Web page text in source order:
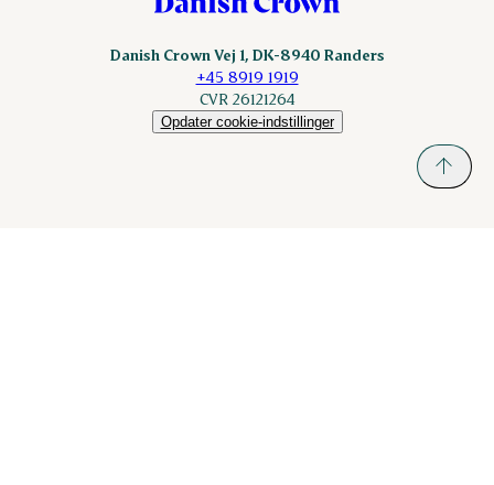
Danish Crown Vej 1, DK-8940 Randers
+45 8919 1919
CVR 26121264
Opdater cookie-indstillinger